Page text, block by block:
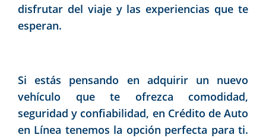
disfrutar del viaje y las experiencias que te
esperan.
Si estás pensando en adquirir un nuevo
vehículo que te ofrezca comodidad,
seguridad y confiabilidad, en Crédito de Auto
en Línea tenemos la opción perfecta para ti.